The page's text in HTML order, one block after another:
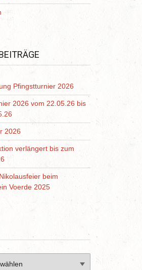
Pfingstturnier 2026
2026 vom 22.05.26 bis
2026
verlängert bis zum
beim
Voerde 2025